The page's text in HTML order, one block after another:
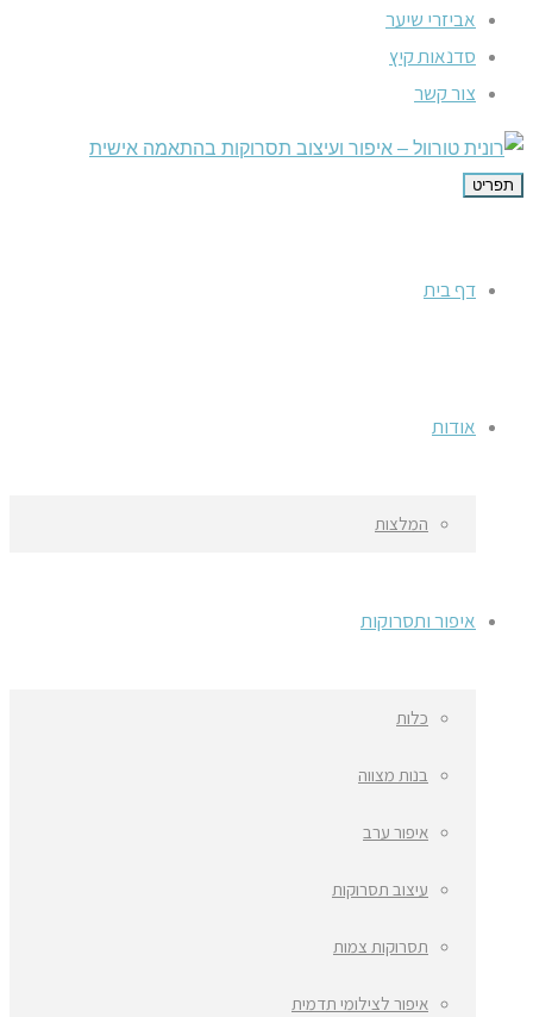
אביזרי שיער
סדנאות קיץ
צור קשר
תפריט
דף בית
אודות
המלצות
איפור ותסרוקות
כלות
בנות מצווה
איפור ערב
עיצוב תסרוקות
תסרוקות צמות
איפור לצילומי תדמית